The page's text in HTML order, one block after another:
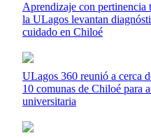
Aprendizaje con pertinencia
la ULagos levantan
cuidado en Chiloé
ULagos 360 reunió a cerca
10 comunas de Chiloé para
universitaria